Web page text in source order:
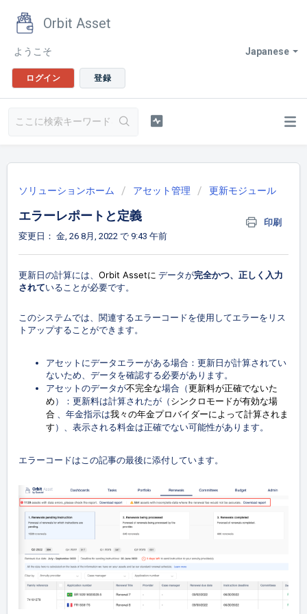
Orbit Asset
Japanese
ようこそ
ログイン 登録
ソリューションホーム アセット管理 更新モジュール
エラーレポートと定義
印刷
変更日： 金, 26 8月, 2022 で 9:43 午前
更新日の計算には、 Orbit Assetに データが完全かつ、正しく入力
されていることが必要です。
このシステムでは、関連するエラーコードを使用してエラーをリス
トアップすることができます。
アセットにデータエラーがある場合：更新日が計算されてい
ないため、データを確認する必要があります。
アセットのデータが不完全な場合（更新料が正確でないた
め ）： 更新料は計算されたが（ シンクロモードが有効な場
合 、年金指示は我々の年金プロバイダーによって計算されま
す ）、表示される料金は正確でない可能性があります。
エラーコードはこの記事の最後に添付しています。